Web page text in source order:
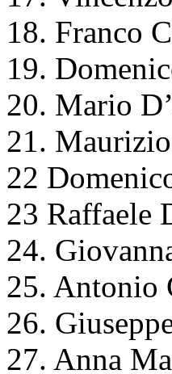
18. Franco
19.
20. Mario
21.
22
23 Raffaele
24.
25. Antonio
26.
27. Anna